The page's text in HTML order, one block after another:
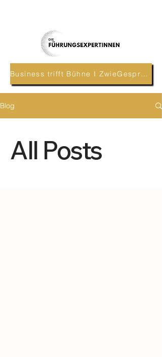
Business trifft Bühne I ZwieGespräch
Blog
All Posts